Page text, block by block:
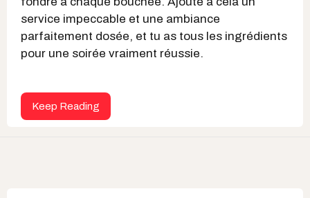
service impeccable et une ambiance
parfaitement dosée, et tu as tous les ingrédients
pour une soirée vraiment réussie.
Keep Reading